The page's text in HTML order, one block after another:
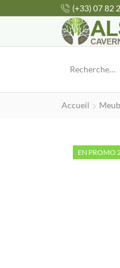
(+33) 07 82
Accueil
EN PROMO